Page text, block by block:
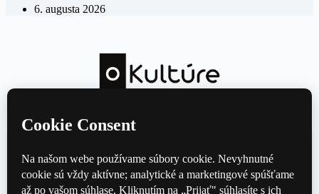
6. augusta 2026
Divadlo
Film
Hudba
Knihy